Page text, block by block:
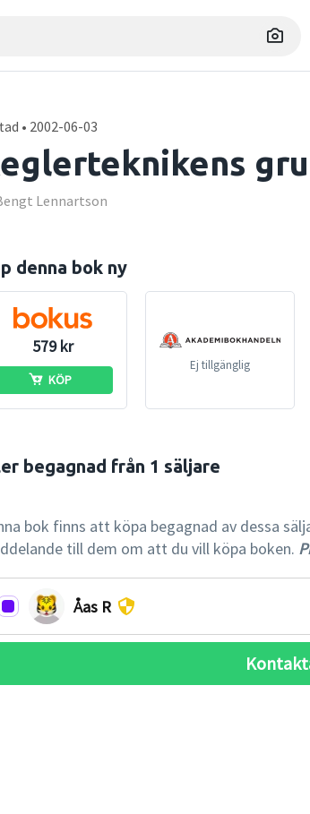
• 2002-06-03
Lennartson
denna bok ny
579 kr
KÖP
Ej tillgänglig
begagnad från 1 säljare
bok finns att köpa begagnad av dessa
till dem om att du vill köpa boken.
Åas R